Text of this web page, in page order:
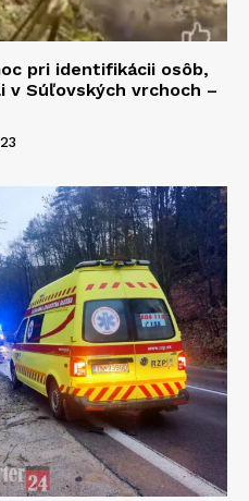
pri identifikácii osôb,
v Súľovských vrchoch –